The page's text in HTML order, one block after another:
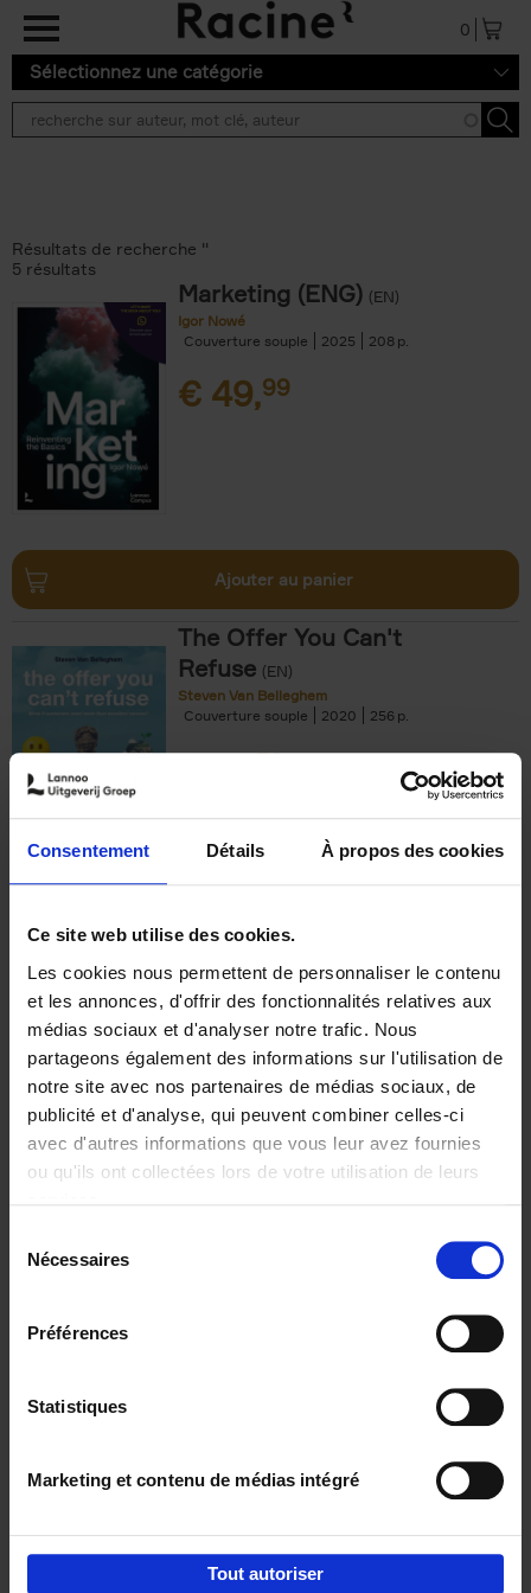
Consentement Détails À propos des cookies
Ce site web utilise des cookies.
Les cookies nous permettent de personnaliser le contenu
et les annonces, d'offrir des fonctionnalités relatives aux
médias sociaux et d'analyser notre trafic. Nous
partageons également des informations sur l'utilisation de
notre site avec nos partenaires de médias sociaux, de
publicité et d'analyse, qui peuvent combiner celles-ci
avec d'autres informations que vous leur avez fournies
ou qu'ils ont collectées lors de votre utilisation de leurs
Nécessaires
Préférences
Statistiques
Marketing et contenu de médias intégré
Tout autoriser
Aller au contenu principal
0
Sélectionnez une catégorie
Résultats de recherche ''
5 résultats
Marketing (ENG) (EN)
Igor Nowé
Couverture souple
2025 208
€ 49,99
Ajouter au panier
The Offer You Can't
Refuse (EN)
Steven Van Belleghem
Couverture souple
2020 256
€37,50
Building Bonds = Building
Business
Jochen Roef Jozefien De Feyter
Carolien Boom
Couverture souple
2025 200
€29,99
Digital marketing like a PRO -
completely revised edition (EN)